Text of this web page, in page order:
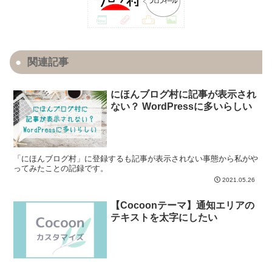
関連記事
にほんブログ村に記事が表示され
ない？ WordPressに多いらしい
「にほんブログ村」に登録するも記事が表示されない事態から私がや
ってみたことの記録です。
2021.05.26
【Cocoonテーマ】通知エリアの
テキストを太字にしたい